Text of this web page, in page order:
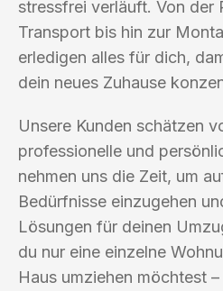
stressfrei verläuft. Von der
Transport bis hin zur
erledigen alles für dich,
dein neues Zuhause
Unsere Kunden schätzen
professionelle und
nehmen uns die Zeit, um
Bedürfnisse einzugehen
Lösungen für deinen
du nur eine einzelne
Haus umziehen möchtest